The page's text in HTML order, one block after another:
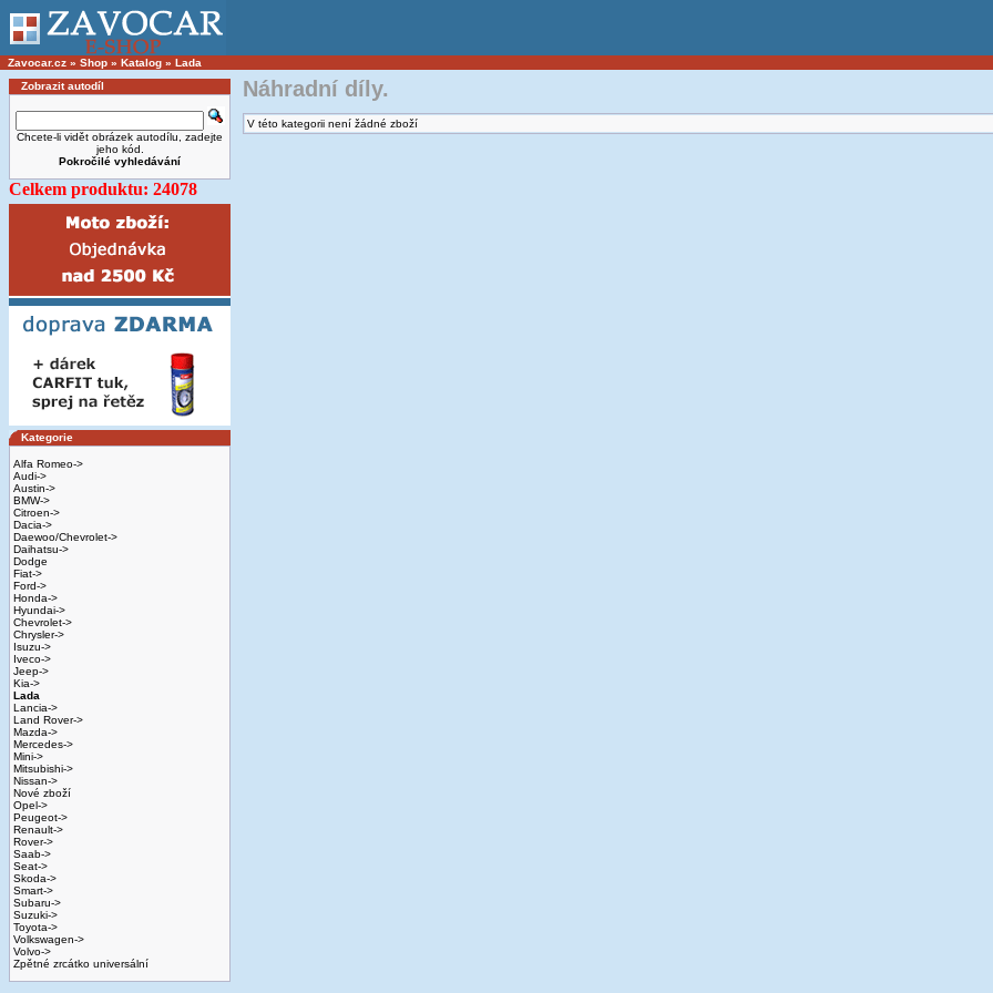
Zavocar.cz » Shop » Katalog » Lada
Zobrazit autodíl
Chcete-li vidět obrázek autodílu, zadejte
jeho kód.
Pokročilé vyhledávání
Celkem produktu: 24078
Kategorie
Alfa Romeo->
Audi->
Austin->
BMW->
Citroen->
Dacia->
Daewoo/Chevrolet->
Daihatsu->
Dodge
Fiat->
Ford->
Honda->
Hyundai->
Chevrolet->
Chrysler->
Isuzu->
Iveco->
Jeep->
Kia->
Lada
Lancia->
Land Rover->
Mazda->
Mercedes->
Mini->
Mitsubishi->
Nissan->
Nové zboží
Opel->
Peugeot->
Renault->
Rover->
Saab->
Seat->
Skoda->
Smart->
Subaru->
Suzuki->
Toyota->
Volkswagen->
Volvo->
Zpětné zrcátko universální
Náhradní díly.
V této kategorii není žádné zboží